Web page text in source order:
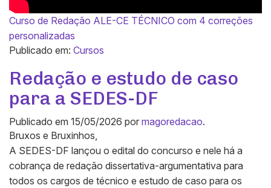
Curso de Redação ALE-CE TÉCNICO com 4 correções
personalizadas
Publicado em: Cursos
Redação e estudo de caso
para a SEDES-DF
Publicado em 15/05/2026 por magoredacao.
Bruxos e Bruxinhos,
A SEDES-DF lançou o edital do concurso e nele há a
cobrança de redação dissertativa-argumentativa para
todos os cargos de técnico e estudo de caso para os